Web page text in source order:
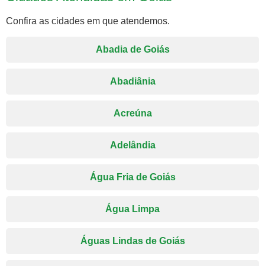
Confira as cidades em que atendemos.
Abadia de Goiás
Abadiânia
Acreúna
Adelândia
Água Fria de Goiás
Água Limpa
Águas Lindas de Goiás